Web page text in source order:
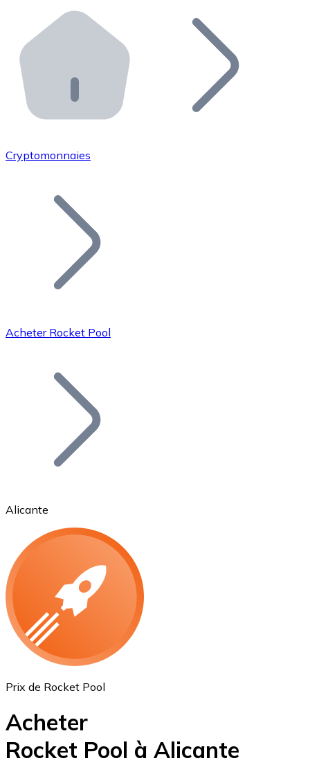
Distributeurs automatiques Bitnovo
Intégrez un ATM Bitnovo dans votre entreprise et
API Bitnovo
Intégrez notre API dans votre écosystème.
Rejoignez notre réseau de distributeurs et
Ajoutez le token de votre projet à notre service
Bitcoin
Ethereum
Cryptomonnaies
Acheter Rocket Pool
Alicante
Prix de Rocket Pool
Acheter
Rocket Pool à Alicante